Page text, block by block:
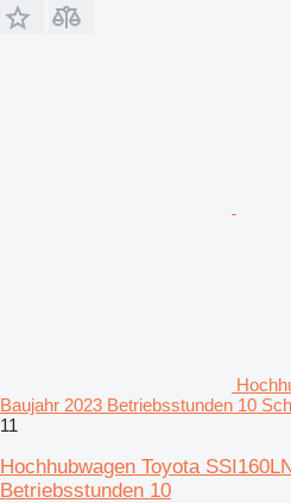
Baujahr 2023 Betriebsstunden 10
11
Hochhubwagen Toyota
Betriebsstunden 10